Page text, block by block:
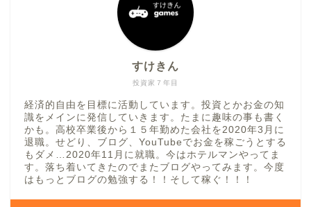
投資家７年目
すけきん
経済的自由を目標に活動しています。投資とかお金の知
識をメインに発信していきます。たまに趣味の事も書く
かも。高校卒業後から１５年勤めた会社を2020年3月に
退職。せどり、ブログ、YouTubeでお金を稼ごうとする
もダメ…2020年11月に就職。今はホテルマンやってま
す。落ち着いてきたのでまたブログやってみます。今度
はもっとブログの勉強する！！そして稼ぐ！！！